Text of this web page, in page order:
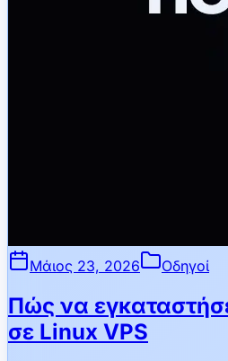
Μάιος 23, 2026 Οδηγοί
Πώς να
σε Linux VPS